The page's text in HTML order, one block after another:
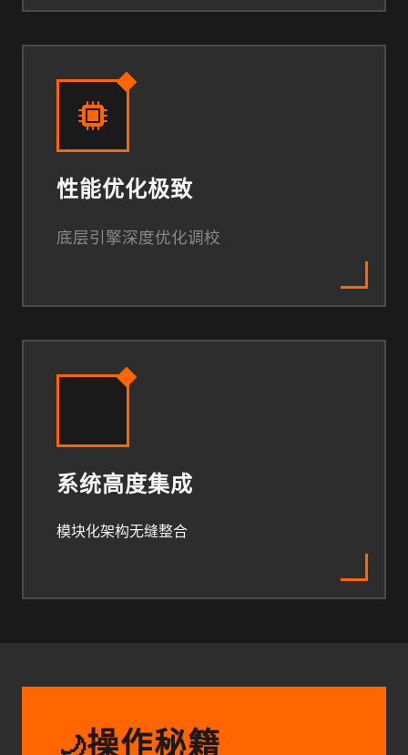
性能优化极致
底层引擎深度优化调校
系统高度集成
模块化架构无缝整合
🌙